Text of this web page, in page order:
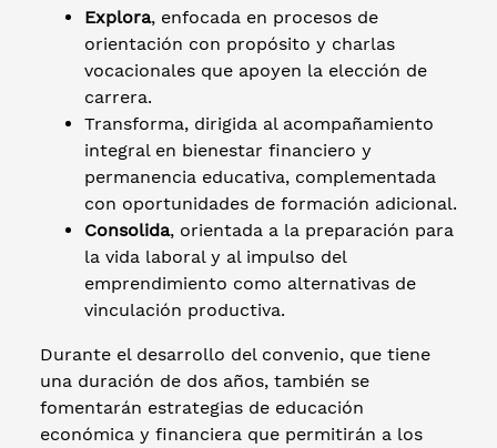
Explora, enfocada en procesos de
orientación con propósito y charlas
vocacionales que apoyen la elección de
carrera.
Transforma, dirigida al acompañamiento
integral en bienestar financiero y
permanencia educativa, complementada
con oportunidades de formación adicional.
Consolida, orientada a la preparación para
la vida laboral y al impulso del
emprendimiento como alternativas de
vinculación productiva.
Durante el desarrollo del convenio, que tiene
una duración de dos años, también se
fomentarán estrategias de educación
económica y financiera que permitirán a los